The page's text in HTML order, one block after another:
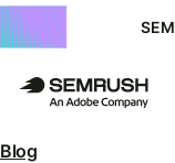
Blog